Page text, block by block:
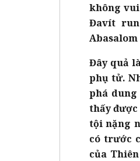
không
Đavít
Abasalom
Đây quả
phụ tử.
phá
thấy
tội nặng
có trước
của